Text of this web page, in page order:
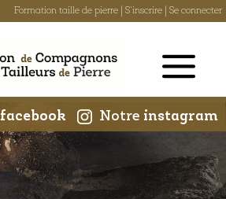
Formation taille de pierre S'inscrire Se connecter
facebook Notre instagram